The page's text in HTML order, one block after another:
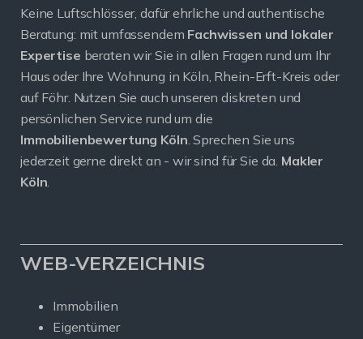
Keine Luftschlösser, dafür ehrliche und authentische
Beratung: mit umfassendem Fachwissen und lokaler
Expertise beraten wir Sie in allen Fragen rund um Ihr
Haus oder Ihre Wohnung in Köln, Rhein-Erft-Kreis oder
auf Föhr. Nutzen Sie auch unseren diskreten und
persönlichen Service rund um die
Immobilienbewertung Köln. Sprechen Sie uns
jederzeit gerne direkt an - wir sind für Sie da. Makler
Köln.
WEB-VERZEICHNIS
Immobilien
Eigentümer